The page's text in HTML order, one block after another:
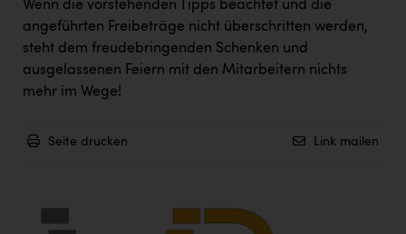
Wenn die vorstehenden Tipps beachtet und die
angeführten Freibeträge nicht überschritten werden,
steht dem freudebringenden Schenken und
ausgelassenen Feiern mit den Mitarbeitern nichts
mehr im Wege!
Seite drucken Link mailen